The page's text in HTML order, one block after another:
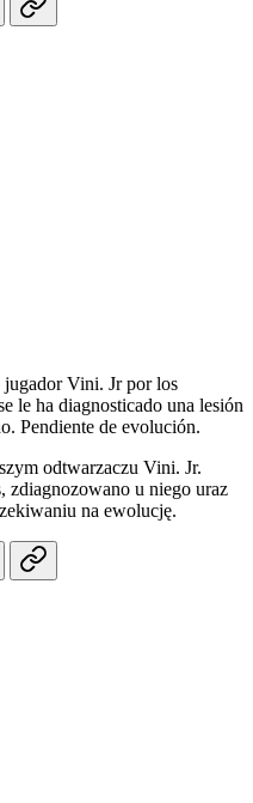
jugador Vini. Jr por los
le ha diagnosticado una lesión
Pendiente de evolución.
odtwarzaczu Vini. Jr.
zdiagnozowano u niego uraz
na ewolucję.